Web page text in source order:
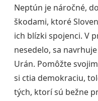
Neptún je náročné,
škodami, ktoré
ich blízki spojenci. V
nesedelo, sa
Urán. Pomôžte
si ctia demokraciu,
tých, ktorí sú bežne